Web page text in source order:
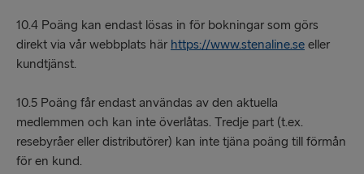
10.4 Poäng kan endast lösas in för bokningar som görs
direkt via vår webbplats här https://www.stenaline.se eller
kundtjänst.
10.5 Poäng får endast användas av den aktuella
medlemmen och kan inte överlåtas. Tredje part (t.ex.
resebyråer eller distributörer) kan inte tjäna poäng till förmån
för en kund.